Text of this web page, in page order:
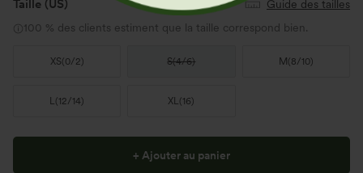
Taille (US)
Guide des tailles
100 % des clients estiment que la taille correspond bien.
XS(0/2) S(4/6) M (8/10)
L(12/14) XL(16)
+ Ajouter au panier